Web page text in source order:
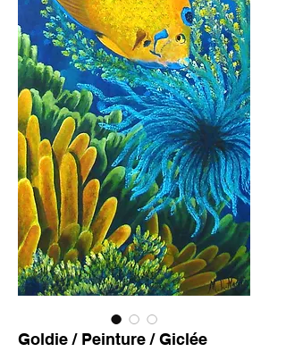
Goldie / Peinture / Giclée